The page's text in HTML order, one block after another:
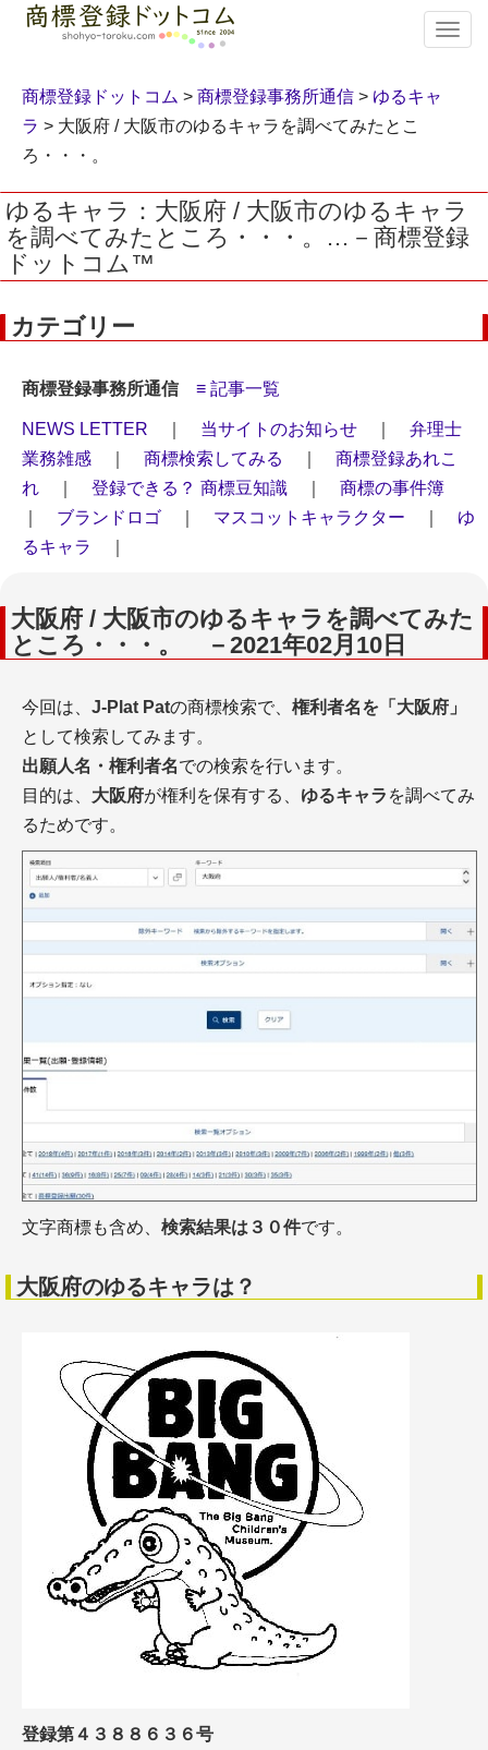
T
o
v
i
g
o
商標登録ドットコム > 商標登録事務所通信 > ゆるキャ
ラ > 大阪府 / 大阪市のゆるキャラを調べてみたとこ
ろ・・・。
ゆるキャラ：大阪府 / 大阪市のゆるキャラ
を調べてみたところ・・・。…－商標登録
ドットコム™
カテゴリー
商標登録事務所通信 ≡ 記事一覧
NEWS LETTER 当サイトのお知らせ
弁理士
業務雑感
商標検索してみる
商標登録あれこ
れ
登録できる？ 商標豆知識
商標の事件簿
ブランドロゴ マスコットキャラクター
ゆ
るキャラ
大阪府 / 大阪市のゆるキャラを調べてみた
ところ・・・。 －2021年02月10日
今回は、 J-Plat Patの商標検索で、 権利者名を「大阪府」
として検索してみます。
出願人名・権利者名での検索を行います。
目的は、 大阪府が権利を保有する、 ゆるキャラ を調べてみ
るためです。
文字商標も含め、 検索結果は３０件です。
大阪府のゆるキャラは？
登録第４３８８６３６号